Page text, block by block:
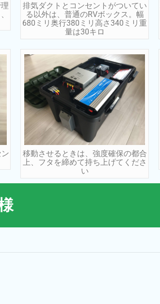
排気ダクトとコンセントがついてい
る以外は、普通のRVボックス。幅
680ミリ奥行380ミリ高さ340ミリ重
量は30キロ
移動させるときは、強度確保の都合
上、フタを締めて持ち上げてくださ
い